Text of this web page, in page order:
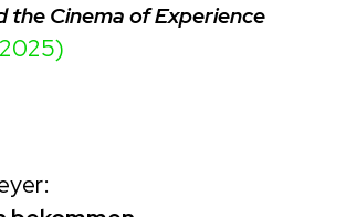
the Cinema of Experience